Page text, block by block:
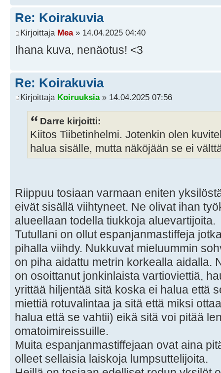
Re: Koirakuvia
Kirjoittaja Mea» 14.04.2025 04:40
Ihana kuva, nenäotus! <3
Re: Koirakuvia
Kirjoittaja Koiruuksia» 14.04.2025 07:56
Darre kirjoitti:
Kiitos Tiibetinhelmi. Jotenkin olen
halua sisälle, mutta näköjään se ei
Riippuu tosiaan varmaan eniten
eivät sisällä viihtyneet. Ne olivat ihan
alueellaan todella tiukkoja aluevartijoita.
Tutullani on ollut espanjanmastiffeja
pihalla viihdy. Nukkuvat mieluummin
on piha aidattu metrin korkealla aidalla.
on osoittanut jonkinlaista vartioviettiä,
yrittää hiljentää sitä koska ei halua että
miettiä rotuvalintaa ja sitä että miksi
halua että se vahtii) eikä sitä voi pitää
omatoimireissuille.
Muita espanjanmastiffejaan ovat aina
olleet sellaisia laiskoja lumpsuttelijoita.